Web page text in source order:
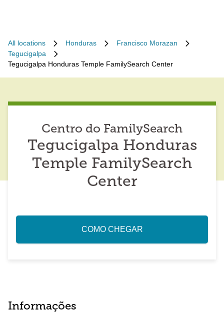
All locations Honduras
Francisco Morazan
Tegucigalpa
Tegucigalpa Honduras Temple FamilySearch Center
Centro do FamilySearch
Tegucigalpa Honduras
Temple FamilySearch
Center
COMO CHEGAR
Informações